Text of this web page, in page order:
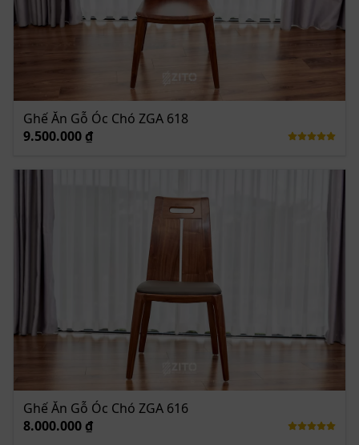
Ghế Ăn Gỗ Óc Chó ZGA 618
9.500.000 ₫
Ghế Ăn Gỗ Óc Chó ZGA 616
8.000.000 ₫